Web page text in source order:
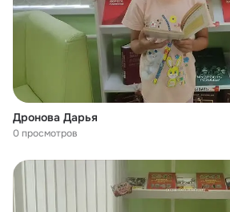
Дронова Дарья
0 просмотров